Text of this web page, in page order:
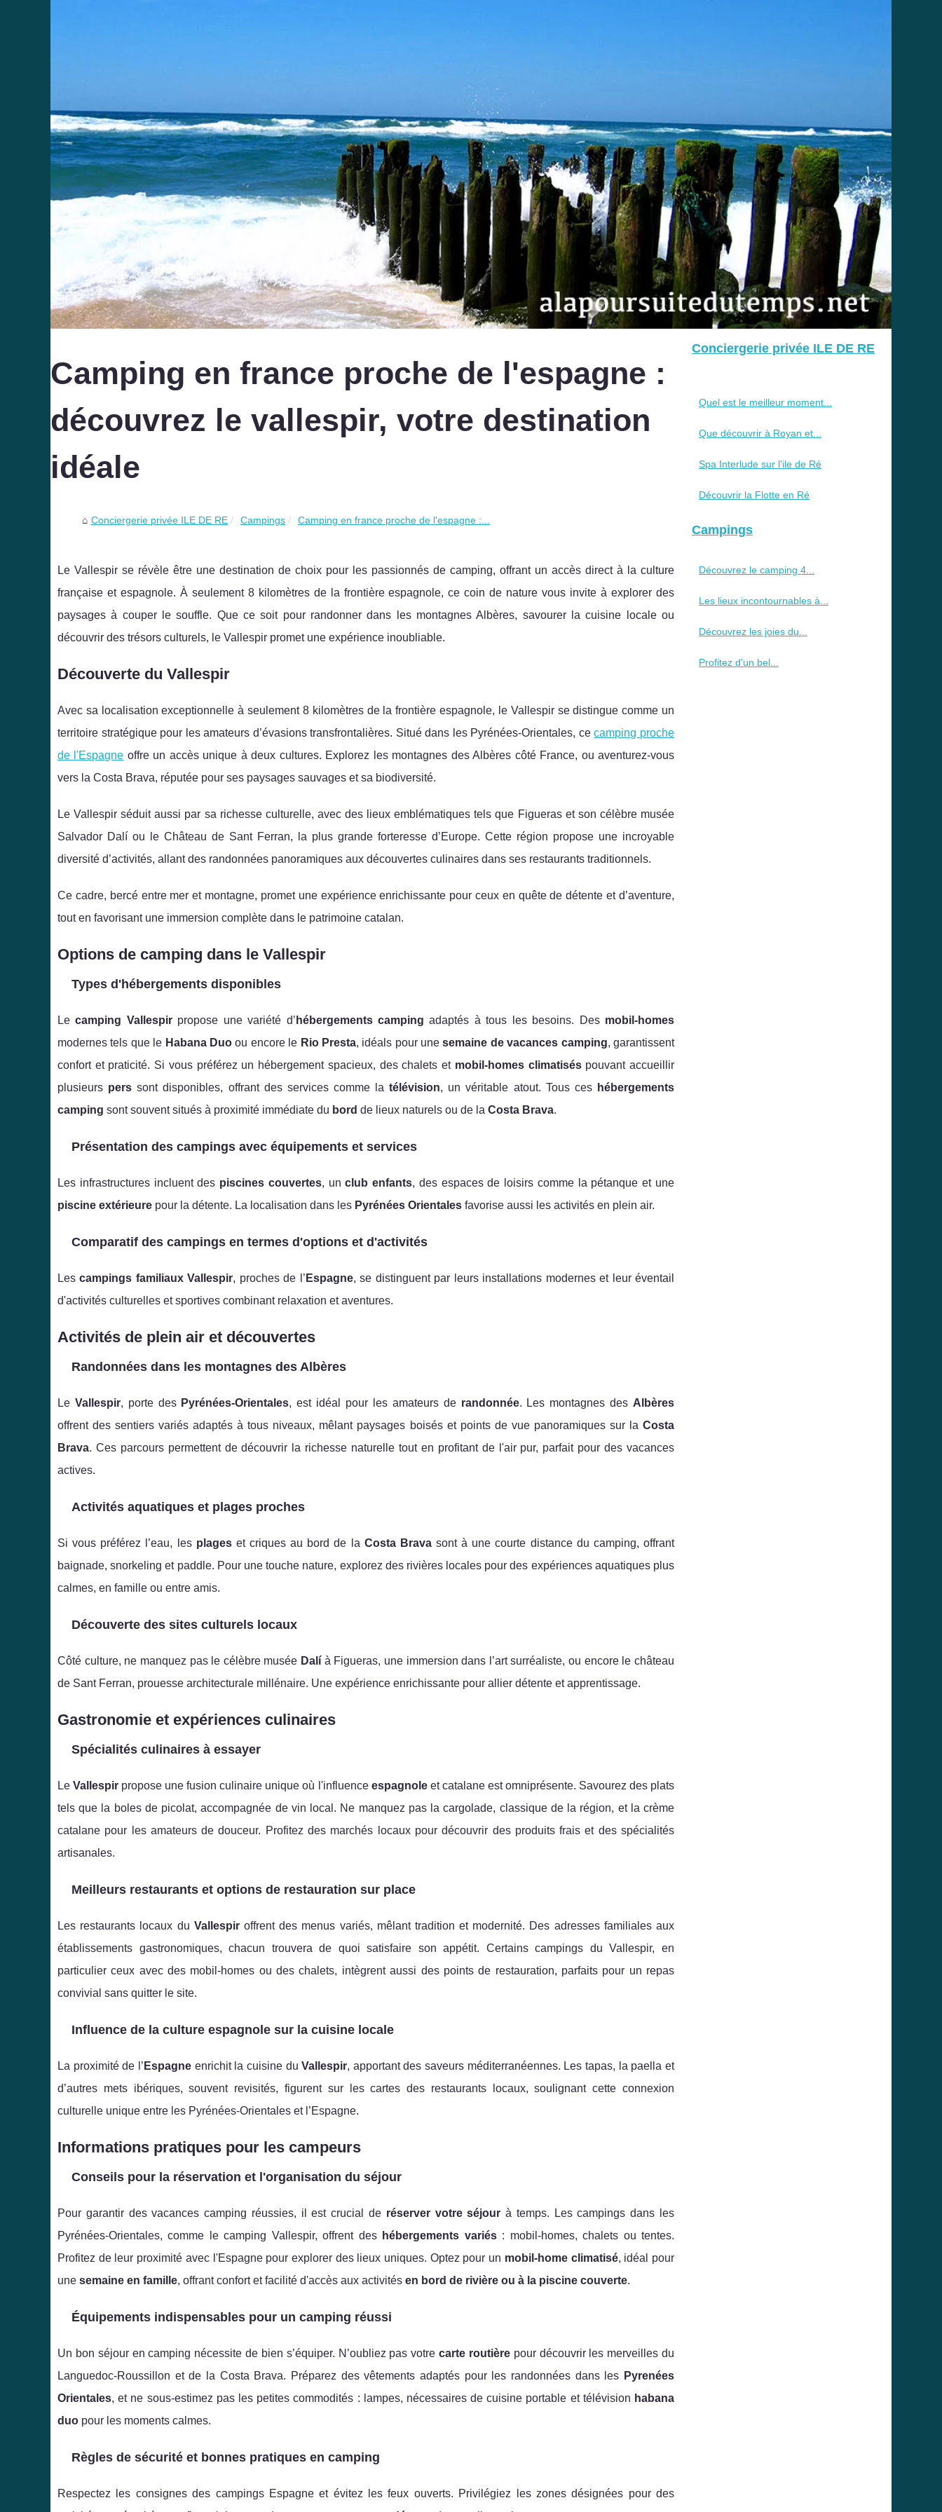
Camping en france proche de l'espagne :
découvrez le vallespir, votre destination
idéale
Conciergerie privée ILE DE RE Campings Camping en france proche de l'espagne :...
Le Vallespir se révèle être une destination de choix pour les passionnés de camping, offrant un accès direct à la culture
française et espagnole. À seulement 8 kilomètres de la frontière espagnole, ce coin de nature vous invite à explorer des
paysages à couper le souffle. Que ce soit pour randonner dans les montagnes Albères, savourer la cuisine locale ou
découvrir des trésors culturels, le Vallespir promet une expérience inoubliable.
Découverte du Vallespir
Avec sa localisation exceptionnelle à seulement 8 kilomètres de la frontière espagnole, le Vallespir se distingue comme un
territoire stratégique pour les amateurs d’évasions transfrontalières. Situé dans les Pyrénées-Orientales, cecamping proche
de l'Espagne offre un accès unique à deux cultures. Explorez les montagnes des Albères côté France, ou aventurez-vous
vers la Costa Brava, réputée pour ses paysages sauvages et sa biodiversité.
Le Vallespir séduit aussi par sa richesse culturelle, avec des lieux emblématiques tels que Figueras et son célèbre musée
Salvador Dalí ou le Château de Sant Ferran, la plus grande forteresse d’Europe. Cette région propose une incroyable
diversité d’activités, allant des randonnées panoramiques aux découvertes culinaires dans ses restaurants traditionnels.
Ce cadre, bercé entre mer et montagne, promet une expérience enrichissante pour ceux en quête de détente et d’aventure,
tout en favorisant une immersion complète dans le patrimoine catalan.
Options de camping dans le Vallespir
Types d'hébergements disponibles
Lecamping Vallespirpropose une variété d’ hébergements camping adaptés à tous les besoins. Des mobil-homes
modernes tels que le Habana Duoou encore le Rio Presta, idéals pour unesemaine de vacances camping, garantissent
confort et praticité. Si vous préférez un hébergement spacieux, des chalets et mobil-homes climatiséspouvant accueillir
plusieurs pers sont disponibles, offrant des services comme latélévision, un véritable atout. Tous ces hébergements
camping sont souvent situés à proximité immédiate du bord de lieux naturels ou de la Costa Brava.
Présentation des campings avec équipements et services
Les infrastructures incluent des piscines couvertes, unclub enfants, des espaces de loisirs comme la pétanque et une
piscine extérieure pour la détente. La localisation dans les Pyrénées Orientales favorise aussi les activités en plein air.
Comparatif des campings en termes d'options et d'activités
Lescampings familiaux Vallespir, proches de l’ Espagne, se distinguent par leurs installations modernes et leur éventail
d'activités culturelles et sportives combinant relaxation et aventures.
Activités de plein air et découvertes
Randonnées dans les montagnes des Albères
Le Vallespir, porte des Pyrénées-Orientales, est idéal pour les amateurs de randonnée. Les montagnes des Albères
offrent des sentiers variés adaptés à tous niveaux, mêlant paysages boisés et points de vue panoramiques sur la Costa
Brava. Ces parcours permettent de découvrir la richesse naturelle tout en profitant de l'air pur, parfait pour des vacances
actives.
Activités aquatiques et plages proches
Si vous préférez l’eau, les plageset criques au bord de la Costa Bravasont à une courte distance du camping, offrant
baignade, snorkeling et paddle. Pour une touche nature, explorez des rivières locales pour des expériences aquatiques plus
calmes, en famille ou entre amis.
Découverte des sites culturels locaux
Côté culture, ne manquez pas le célèbre musée Dalí à Figueras, une immersion dans l’art surréaliste, ou encore le château
de Sant Ferran, prouesse architecturale millénaire. Une expérience enrichissante pour allier détente et apprentissage.
Gastronomie et expériences culinaires
Spécialités culinaires à essayer
LeVallespir propose une fusion culinaire unique où l'influence espagnoleet catalane est omniprésente. Savourez des plats
tels que la boles de picolat, accompagnée de vin local. Ne manquez pas la cargolade, classique de la région, et la crème
catalane pour les amateurs de douceur. Profitez des marchés locaux pour découvrir des produits frais et des spécialités
artisanales.
Meilleurs restaurants et options de restauration sur place
Les restaurants locaux du Vallespiroffrent des menus variés, mêlant tradition et modernité. Des adresses familiales aux
établissements gastronomiques, chacun trouvera de quoi satisfaire son appétit. Certains campings du Vallespir, en
particulier ceux avec des mobil-homes ou des chalets, intègrent aussi des points de restauration, parfaits pour un repas
convivial sans quitter le site.
Influence de la culture espagnole sur la cuisine locale
La proximité de l’ Espagneenrichit la cuisine duVallespir, apportant des saveurs méditerranéennes. Les tapas, la paella et
d’autres mets ibériques, souvent revisités, figurent sur les cartes des restaurants locaux, soulignant cette connexion
culturelle unique entre les Pyrénées-Orientales et l’Espagne.
Informations pratiques pour les campeurs
Conseils pour la réservation et l'organisation du séjour
Pour garantir des vacances camping réussies, il est crucial de réserver votre séjour à temps. Les campings dans les
Pyrénées-Orientales, comme le camping Vallespir, offrent des hébergements variés: mobil-homes, chalets ou tentes.
Profitez de leur proximité avec l'Espagne pour explorer des lieux uniques. Optez pour un mobil-home climatisé, idéal pour
une semaine en famille, offrant confort et facilité d'accès aux activités en bord de rivière ou à la piscine couverte.
Équipements indispensables pour un camping réussi
Un bon séjour en camping nécessite de bien s’équiper. N’oubliez pas votre carte routièrepour découvrir les merveilles du
Languedoc-Roussillon et de la Costa Brava. Préparez des vêtements adaptés pour les randonnées dans les Pyrenées
Orientales, et ne sous-estimez pas les petites commodités : lampes, nécessaires de cuisine portable et télévision habana
duo pour les moments calmes.
Règles de sécurité et bonnes pratiques en camping
Respectez les consignes des campings Espagne et évitez les feux ouverts. Privilégiez les zones désignées pour des
Conciergerie privée ILE DE RE
Quel est le meilleur moment...
Que découvrir à Royan et...
Spa Interlude sur l'ile de Ré
Découvrir la Flotte en Ré
Campings
Découvrez le camping 4...
Les lieux incontournables à...
Découvrez les joies du...
Profitez d’un bel...